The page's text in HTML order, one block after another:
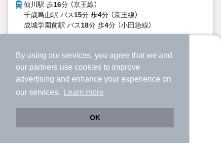
By using our services, you agree that we and
our partners use cookies to improve
advertising and enhance your experience on
our services.
Learn more
OK
より使いやすくなった
アプリで物件探ししませんか？
サクサク動く地図で物件検索
仙川駅 歩16分 （京王線）
千歳烏山駅 バス15分 歩4分 （京王線）
成城学園前駅 バス18分 歩4分 （小田急線）
土地面積 131.12㎡（39.66坪）（登記） 建ぺい率 60% 容積率
■三井のリハウス■
南東道路に面し、陽当り良好
お好きな工務店等で建築可能
詳細を見る